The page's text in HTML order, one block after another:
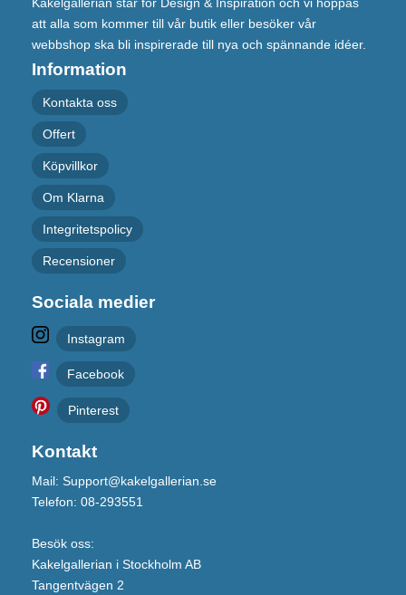
Kakelgallerian står för Design & Inspiration och vi hoppas
att alla som kommer till vår butik eller besöker vår
webbshop ska bli inspirerade till nya och spännande idéer.
Information
Kontakta oss
Offert
Köpvillkor
Om Klarna
Integritetspolicy
Recensioner
Sociala medier
Instagram
Facebook
Pinterest
Kontakt
Mail: Support@kakelgallerian.se
Telefon: 08-293551
Besök oss:
Kakelgallerian i Stockholm AB
Tangentvägen 2